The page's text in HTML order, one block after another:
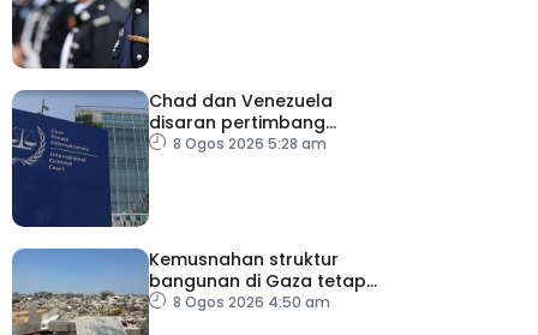
Chad dan Venezuela
disaran pertimbang
semula keputusan tarik
8 Ogos 2026 5:28 am
Kemusnahan struktur
bangunan di Gaza tetap
catat peningkatan
8 Ogos 2026 4:50 am